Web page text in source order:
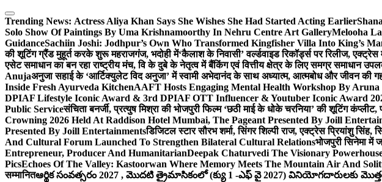
Skip
to
content
Trending News: Actress Aliya Khan Says She Wishes She Had Started Acting Earlier
Solo Show Of Paintings By Uma Krishnamoorthy In Nehru Centre Art GalleryMelooha
GuidanceSachiin Joshi: Jodhpur’s Own Who Transformed Kingfisher Villa Into King’s
की शूटिंग ग्रैंड मुहूर्त करके शुरू महराजगंज, भदोही में‘कैलाश के निवासी’ वर्ल्डवाइड रिकॉर्ड्स पर रिलीज,
एसेट समाधान का बन रहा राष्ट्रीय मंच, वि के दुबे के नेतृत्व में बैंकिंग एवं वित्तीय क्षेत्र के लिए समग्र समाधान
Anujaअनुजा सहाई के ‘आर्टिक्युलेट विद अनुजा’ में स्वामी अभेदानंद के साथ अध्यात्म, आत्मबोध और जीवन की
Inside Fresh Ayurveda KitchenAAFT Hosts Engaging Mental Health Workshop By
DPIAF Lifestyle Iconic Award & 3rd DPIAF OTT Influencer & Youtuber Iconic Award
Public Serviceसंचिता बनर्जी, प्रत्युष मिश्रा की भोजपुरी फिल्म ‘छठी माई के धोके चरनिया’ की शूटिंग
Crowning 2026 Held At Raddison Hotel Mumbai, The Pageant Presented By Joill
Presented By Joill Entertainmentsडिजिटल स्टार सौरभ शर्मा, सिंगर शिल्पी राज, एक्ट्रेस प्रियांशु सिंह,
And Cultural Forum Launched To Strengthen Bilateral Cultural Relationsभोजपुरी सिनेमा में
Entrepreneur, Producer And HumanitarianDeepak Chaturvedi The Visionary
PicsEchoes Of The Valley: Kastoorwan Where Memory Meets The Mountain Air And
सम्मानितఆర్థిక సంవత్సరం 2027 , మొదటి త్రైమాసికంలో (క్యు 1 -ఎఫ్ వై 2027) వినియోగదారులకు